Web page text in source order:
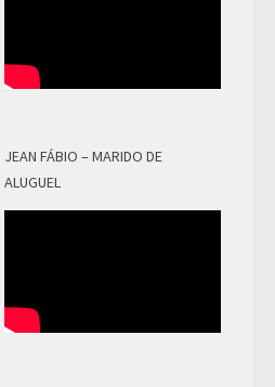
JEAN FÁBIO – MARIDO DE
ALUGUEL